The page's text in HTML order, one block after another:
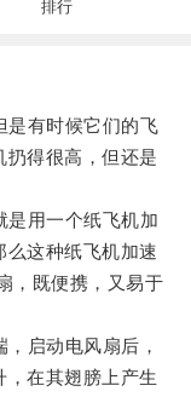
排行
有时候它们的飞
扔得很高，但还是
用一个纸飞机加
么这种纸飞机加速
，既便携，又易于
启动电风扇后，
，在其翅膀上产生